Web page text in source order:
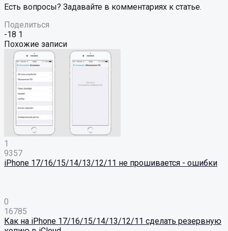
Есть вопросы? Задавайте в комментариях к статье.
Поделиться
-18 1
Похожие записи
1
9357
iPhone 17/16/15/14/13/12/11 не прошивается - ошибки
0
16785
Как на iPhone 17/16/15/14/13/12/11 сделать резервную